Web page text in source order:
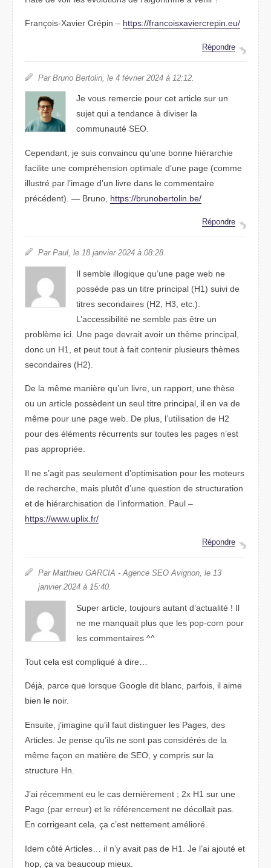
François-Xavier Crépin – https://francoisxaviercrepin.eu/
Répondre
Par Bruno Bertolin, le 4 février 2024 à 12:12.
Je vous remercie pour cet article sur un
sujet qui a tendance à diviser la
communauté SEO.
Cependant, je suis convaincu qu’une bonne hiérarchie
facilite une compréhension optimale d’une page (comme
illustré par l’image d’un livre dans le commentaire
précédent). — Bruno, https://brunobertolin.be/
Répondre
Par Paul, le 18 janvier 2024 à 08:28.
Il semble illogique qu’une page web ne
possède pas un titre principal (H1) suivi de
titres secondaires (H2, H3, etc.).
L’accessibilité ne semble pas être un
problème ici. Une page devrait avoir un thème principal,
donc un H1, et peut tout à fait contenir plusieurs thèmes
secondaires (H2).
De la même manière qu’un livre, un rapport, une thèse
ou un article possèdent un seul titre principal, il en va de
même pour une page web. De plus, l’utilisation de H2
pour des éléments récurrents sur toutes les pages n’est
pas appropriée.
Il ne s’agit pas seulement d’optimisation pour les moteurs
de recherche, mais plutôt d’une question de structuration
et de hiérarchisation de l’information. Paul –
https://www.uplix.fr/
Répondre
Par Matthieu GARCIA - Agence SEO Avignon, le 13
janvier 2024 à 15:40.
Super article, toujours autant d’actualité ! Il
ne me manquait plus que les pop-corn pour
les commentaires ^^
Tout cela est compliqué à dire…
Déjà, parce que lorsque Google dit blanc, parfois, il aime
bien le noir.
Ensuite, j’imagine qu’il faut distinguer les Pages, des
Articles. Je pense qu’ils ne sont pas considérés de la
même façon en matière de SEO, y compris sur la
structure Hn.
J’ai récemment eu le cas dernièrement ; 2x H1 sur une
Page (par erreur) et le référencement ne décollait pas.
En corrigeant cela, ça c’est nettement amélioré.
Idem côté Articles… il n’y avait pas de H1. Je l’ai ajouté et
hop, ça va beaucoup mieux.